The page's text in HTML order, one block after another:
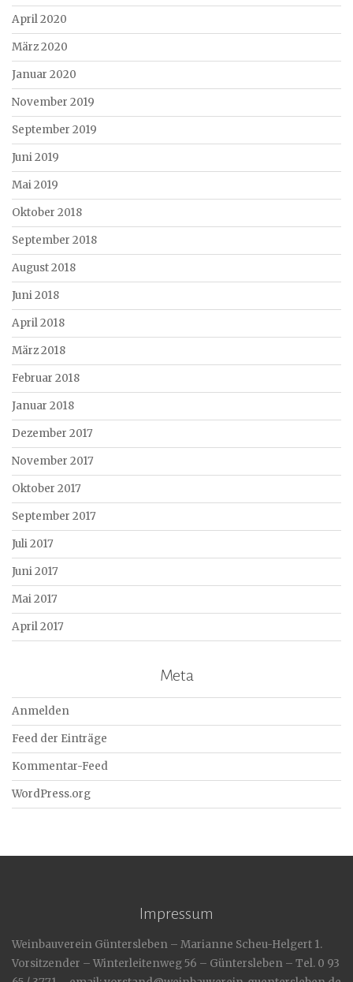
April 2020
März 2020
Januar 2020
November 2019
September 2019
Juni 2019
Mai 2019
Oktober 2018
September 2018
August 2018
Juni 2018
April 2018
März 2018
Februar 2018
Januar 2018
Dezember 2017
November 2017
Oktober 2017
September 2017
Juli 2017
Juni 2017
Mai 2017
April 2017
Meta
Anmelden
Feed der Einträge
Kommentar-Feed
WordPress.org
Impressum
Weinbauverein Güntersleben – Marianne Scheu-Helgert 1.
Vorsitzender – Winterleitenweg 56 – Güntersleben – Tel. 0 93